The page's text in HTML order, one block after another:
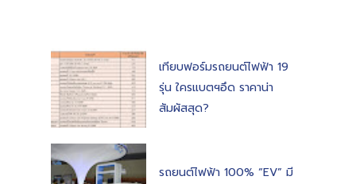
เทียบฟอร์มรถยนต์ไฟฟ้า 19
รุ่น ใครแบตฯอึด ราคาน่า
สัมผัสสุด?
รถยนต์ไฟฟ้า 100% “EV” มี